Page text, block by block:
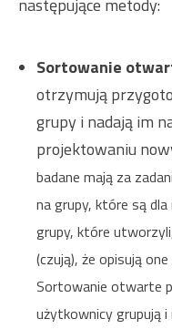
następujące metody:
Sortowanie
otrzymują
grupy i nadają im
projektowaniu
badane mają za
na grupy, które są
grupy, które
(czują), że opisują
Sortowanie otwarte
użytkownicy grupują